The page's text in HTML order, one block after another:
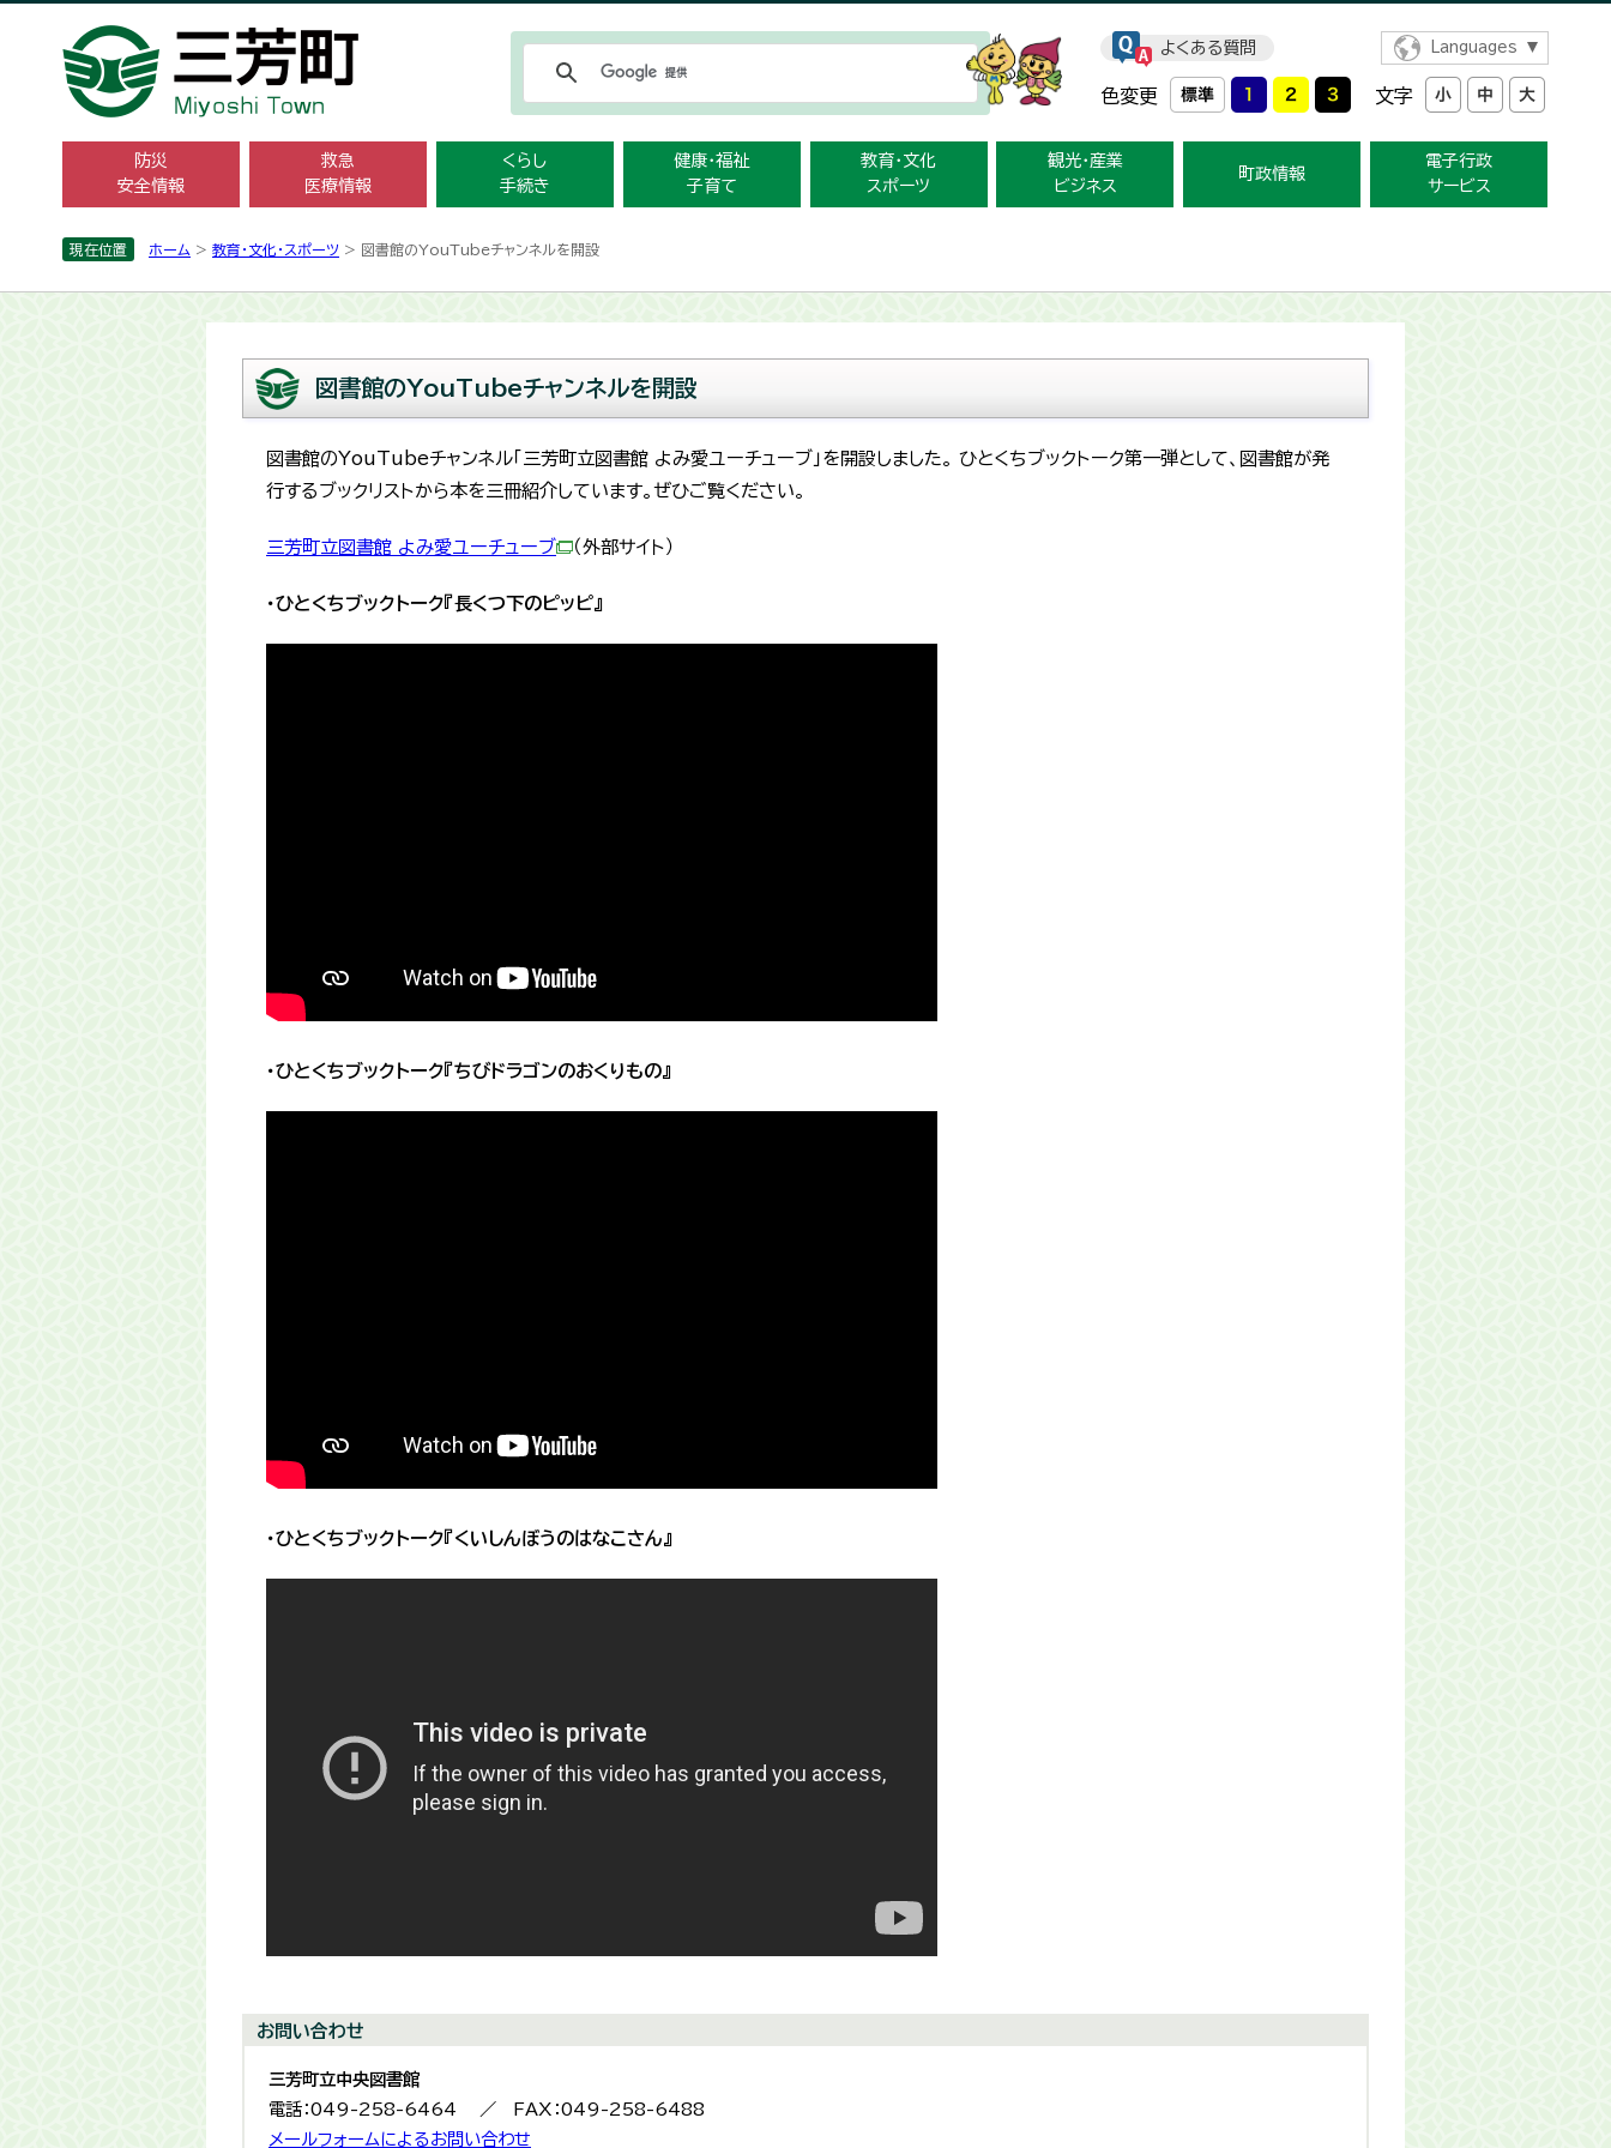
よくある質問 Languages
色変更 文字
防災
安全情報
救急
医療情報
くらし
手続き
健康・福祉
子育て
教育・文化
スポーツ
観光・産業
ビジネス
町政情報
電子行政
サービス
現在位置 ホーム > 教育・文化・スポーツ > 図書館のYouTubeチャンネルを開設
図書館のYouTubeチャンネルを開設
図書館のYouTubeチャンネル「三芳町立図書館 よみ愛ユーチューブ」を開設しました。 ひとくちブックトーク第一弾として、図書館が発
行するブックリストから本を三冊紹介しています。ぜひご覧ください。
三芳町立図書館 よみ愛ユーチューブ （外部サイト）
・ひとくちブックトーク『長くつ下のピッピ』
・ひとくちブックトーク『ちびドラゴンのおくりもの』
・ひとくちブックトーク『くいしんぼうのはなこさん』
お問い合わせ
三芳町立中央図書館
電話：049-258-6464 ／ FAX：049-258-6488
メールフォームによるお問い合わせ